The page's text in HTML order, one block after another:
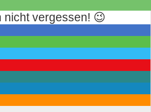
nicht vergessen! 😉